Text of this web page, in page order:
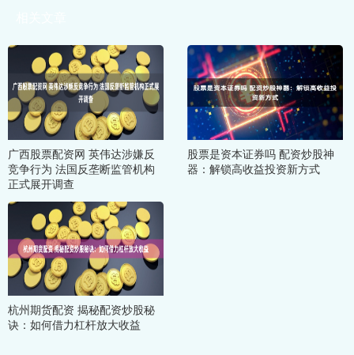
广西股票配资网 英伟达涉嫌反
竞争行为 法国反垄断监管机构
正式展开调查
股票是资本证券吗 配资炒股神
器：解锁高收益投资新方式
杭州期货配资 揭秘配资炒股秘
诀：如何借力杠杆放大收益